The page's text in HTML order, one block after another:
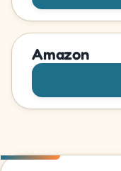
Amazon